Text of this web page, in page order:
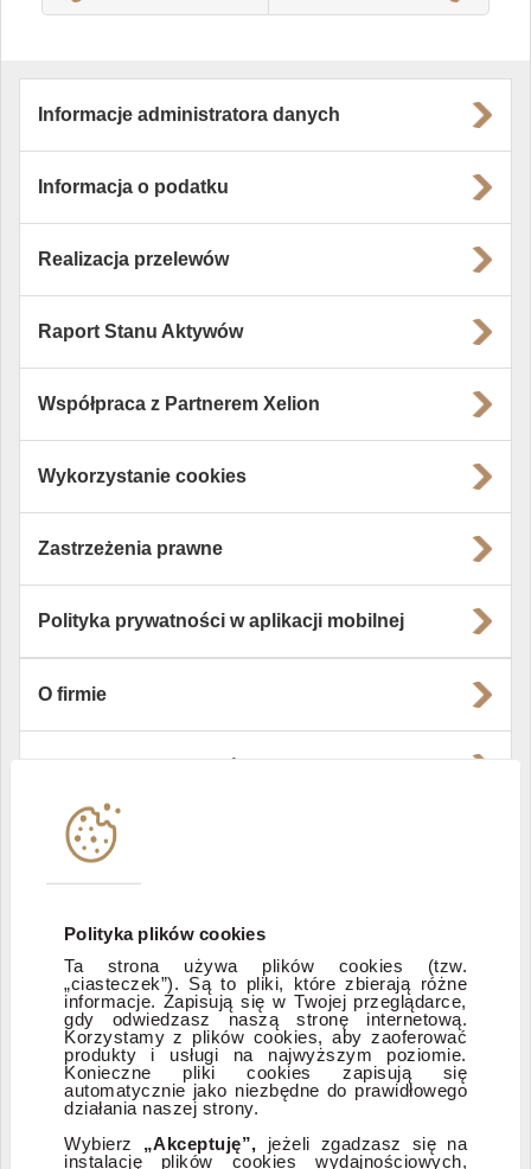
Polityka plików cookies
Ta strona używa plików cookies (tzw.
„ciasteczek”). Są to pliki, które zbierają różne
informacje. Zapisują się w Twojej przeglądarce,
gdy odwiedzasz naszą stronę internetową.
Korzystamy z plików cookies, aby zaoferować
produkty i usługi na najwyższym poziomie.
Konieczne pliki cookies zapisują się
automatycznie jako niezbędne do prawidłowego
działania naszej strony.
Wybierz „Akceptuję”, jeżeli zgadzasz się na
instalację plików cookies wydajnościowych,
Informacje administratora danych
Informacja o podatku
Realizacja przelewów
Raport Stanu Aktywów
Współpraca z Partnerem Xelion
Wykorzystanie cookies
Zastrzeżenia prawne
Polityka prywatności w aplikacji mobilnej
O firmie
Instytucje współpracujące
Zastrzeżenia prawne
ESG